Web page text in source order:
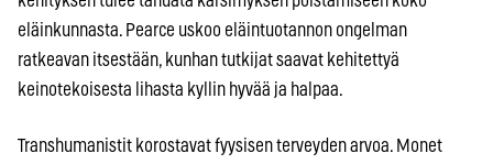
eläinkunnasta. Pearce uskoo eläintuotannon ongelman
ratkeavan itsestään, kunhan tutkijat saavat kehitettyä
keinotekoisesta lihasta kyllin hyvää ja halpaa.
Transhumanistit korostavat fyysisen terveyden arvoa. Monet